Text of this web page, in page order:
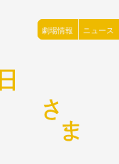
劇場情報 ニュース